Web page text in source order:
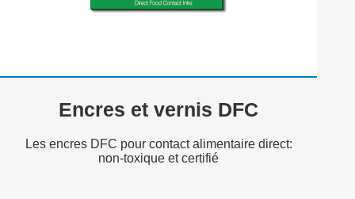
Encres et vernis DFC
Les encres DFC pour contact alimentaire direct:
non-toxique et certifié